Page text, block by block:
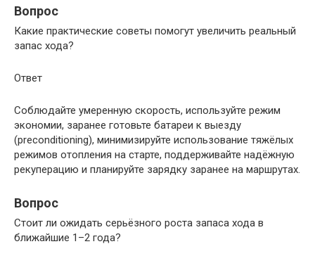
Вопрос
Какие практические советы помогут увеличить реальный
запас хода?
Ответ
Соблюдайте умеренную скорость, используйте режим
экономии, заранее готовьте батареи к выезду
(preconditioning), минимизируйте использование тяжёлых
режимов отопления на старте, поддерживайте надёжную
рекуперацию и планируйте зарядку заранее на маршрутах.
Вопрос
Стоит ли ожидать серьёзного роста запаса хода в
ближайшие 1–2 года?